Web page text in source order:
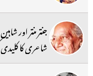
جنتر منتر اور
شاعری کا